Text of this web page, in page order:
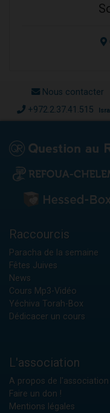
Nous contacter
+972.2.37.41.515
Raccourcis
Paracha de la semaine
Fêtes Juives
News
Cours Mp3-Vidéo
Yéchiva Torah-Box
Dédicacer un cours
L'association
A propos de l'association
Faire un don !
Mentions légales